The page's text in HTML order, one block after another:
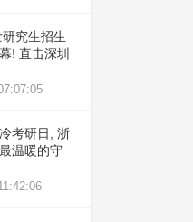
究生招生
! 直击深圳
考研日, 浙
温暖的守